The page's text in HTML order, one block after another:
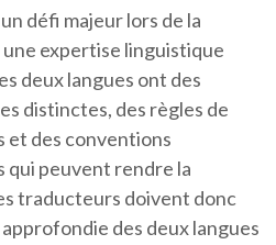
défi majeur lors de la
expertise linguistique
deux langues ont des
distinctes, des règles de
des conventions
qui peuvent rendre la
traducteurs doivent donc
des deux langues